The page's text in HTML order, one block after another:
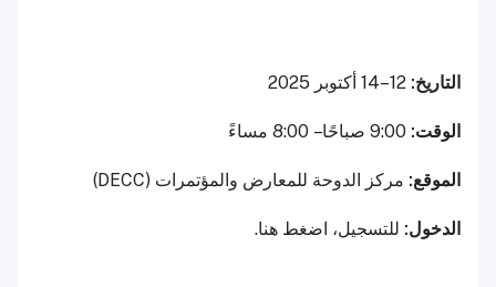
التاريخ:
الوقت:
الموقع: مركز الدوحة للمعارض والمؤتمرات (DECC)
الدخول: للتسجيل، اضغط هنا.